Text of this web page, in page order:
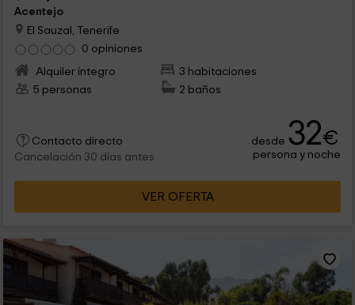
Acentejo
El Sauzal, Tenerife
0 opiniones
Alquiler íntegro
3 habitaciones
5 personas
2 baños
Contacto directo
Cancelación 30 días antes
desde 32€
persona y noche
VER OFERTA